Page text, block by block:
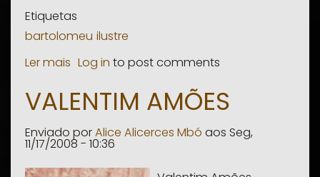
Etiquetas
bartolomeu ilustre
Ler mais sobre
Bartolomeu
Log in to post comments
VALENTIM AMÕES
Enviado porAlice Alicerces Mbó aos Seg,
11/17/2008 - 10:36